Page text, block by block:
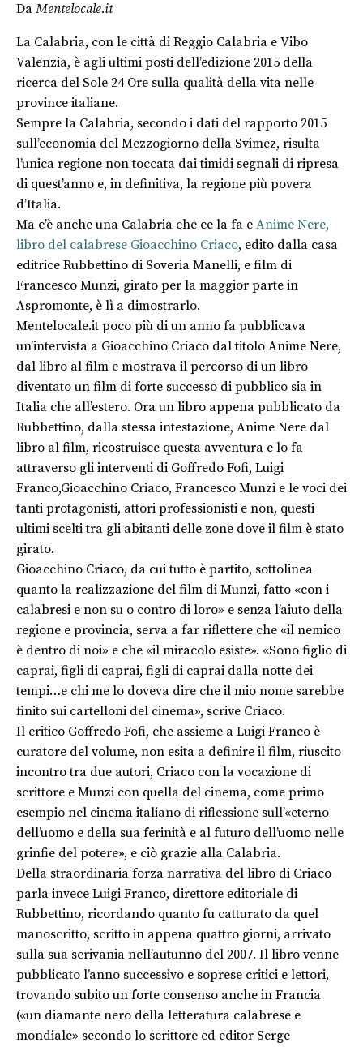
Da Mentelocale.it
La Calabria, con le città di Reggio Calabria e Vibo
Valenzia, è agli ultimi posti dell’edizione 2015 della
ricerca del Sole 24 Ore sulla qualità della vita nelle
province italiane.
Sempre la Calabria, secondo i dati del rapporto 2015
sull’economia del Mezzogiorno della Svimez, risulta
l’unica regione non toccata dai timidi segnali di ripresa
di quest’anno e, in definitiva, la regione più povera
d’Italia.
Ma c’è anche una Calabria che ce la fa e Anime Nere,
libro del calabrese Gioacchino Criaco, edito dalla casa
editrice Rubbettino di Soveria Manelli, e film di
Francesco Munzi, girato per la maggior parte in
Aspromonte, è lì a dimostrarlo.
Mentelocale.it poco più di un anno fa pubblicava
un’intervista a Gioacchino Criaco dal titolo Anime Nere,
dal libro al film e mostrava il percorso di un libro
diventato un film di forte successo di pubblico sia in
Italia che all’estero. Ora un libro appena pubblicato da
Rubbettino, dalla stessa intestazione, Anime Nere dal
libro al film, ricostruisce questa avventura e lo fa
attraverso gli interventi di Goffredo Fofi, Luigi
Franco,Gioacchino Criaco, Francesco Munzi e le voci dei
tanti protagonisti, attori professionisti e non, questi
ultimi scelti tra gli abitanti delle zone dove il film è stato
girato.
Gioacchino Criaco, da cui tutto è partito, sottolinea
quanto la realizzazione del film di Munzi, fatto «con i
calabresi e non su o contro di loro» e senza l’aiuto della
regione e provincia, serva a far riflettere che «il nemico
è dentro di noi» e che «il miracolo esiste». «Sono figlio di
caprai, figli di caprai, figli di caprai dalla notte dei
tempi…e chi me lo doveva dire che il mio nome sarebbe
finito sui cartelloni del cinema», scrive Criaco.
Il critico Goffredo Fofi, che assieme a Luigi Franco è
curatore del volume, non esita a definire il film, riuscito
incontro tra due autori, Criaco con la vocazione di
scrittore e Munzi con quella del cinema, come primo
esempio nel cinema italiano di riflessione sull’«eterno
dell’uomo e della sua ferinità e al futuro dell’uomo nelle
grinfie del potere», e ciò grazie alla Calabria.
Della straordinaria forza narrativa del libro di Criaco
parla invece Luigi Franco, direttore editoriale di
Rubbettino, ricordando quanto fu catturato da quel
manoscritto, scritto in appena quattro giorni, arrivato
sulla sua scrivania nell’autunno del 2007. Il libro venne
pubblicato l’anno successivo e soprese critici e lettori,
trovando subito un forte consenso anche in Francia
(«un diamante nero della letteratura calabrese e
mondiale» secondo lo scrittore ed editor Serge